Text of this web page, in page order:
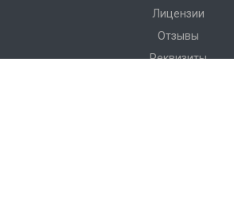
Лицензии
Отзывы
Реквизиты